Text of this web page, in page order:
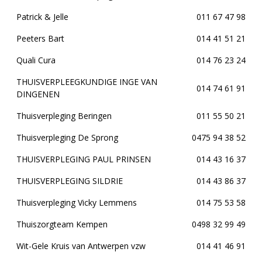
Patrick & Jelle
011 67 47 98
Peeters Bart
014 41 51 21
Quali Cura
014 76 23 24
THUISVERPLEEGKUNDIGE INGE VAN
DINGENEN
014 74 61 91
Thuisverpleging Beringen
011 55 50 21
Thuisverpleging De Sprong
0475 94 38 52
THUISVERPLEGING PAUL PRINSEN
014 43 16 37
THUISVERPLEGING SILDRIE
014 43 86 37
Thuisverpleging Vicky Lemmens
014 75 53 58
Thuiszorgteam Kempen
0498 32 99 49
Wit-Gele Kruis van Antwerpen vzw
014 41 46 91